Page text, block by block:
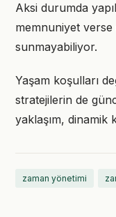
Aksi durumda
memnuniyet
sunmayabiliyor.
Yaşam koşulları
stratejilerin de
yaklaşım, dinamik
zaman yönetimi